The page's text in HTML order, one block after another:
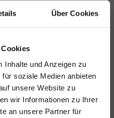
Über Cookies
Inhalte und Anzeigen zu
soziale Medien anbieten
unsere Website zu
wir Informationen zu Ihrer
an unsere Partner für